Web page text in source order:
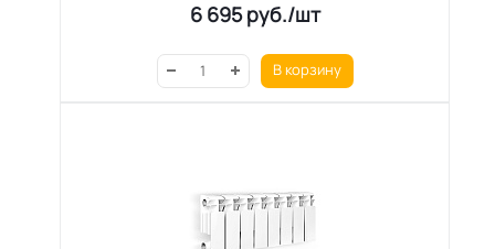
6 695руб./шт
В корзину